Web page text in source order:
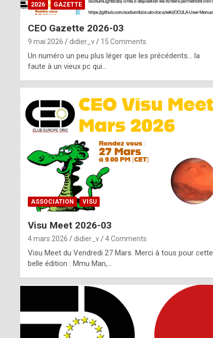
m
2026 GAZETTE
CEO Gazette 2026-03
9 mai 2026 didier_v 15 Comments
Un numéro un peu plus léger que les précédents… la
faute à un vieux pc qui…
ASSOCIATION VISU
Visu Meet 2026-03
4 mars 2026 didier_v 4 Comments
Visu Meet du Vendredi 27 Mars. Merci à tous pour cette
belle édition : Mmu Man,…